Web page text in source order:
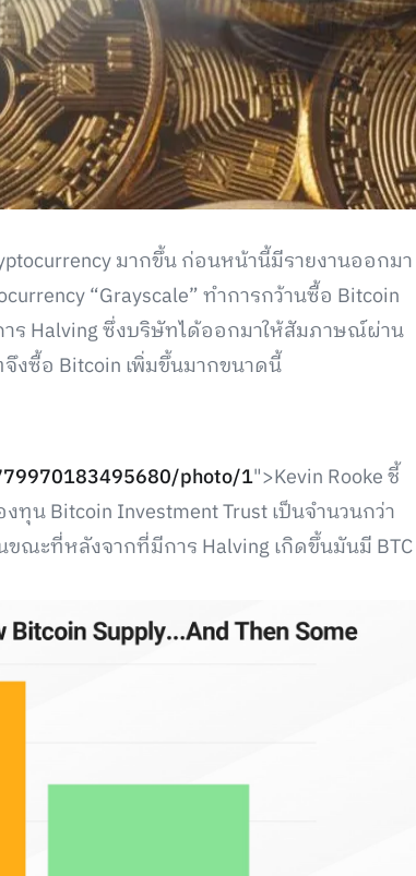
มากขึ้น ก่อนหน้านี้มีรายงานออกมา
“Grayscale” ทำการกว้านซื้อ Bitcoin
ร Halving ซึ่งบริษัทได้ออกมาให้สัมภาษณ์ผ่าน
ซื้อ Bitcoin เพิ่มขึ้นมากขนาดนี้
photo/1">Kevin Rooke ชี้
ทุน Bitcoin Investment Trust เป็นจำนวนกว่า
ขณะที่หลังจากที่มีการ Halving เกิดขึ้นมันมี BTC